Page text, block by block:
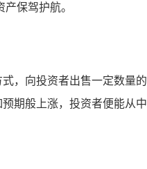
保驾护航。
，向投资者出售一定数量
期般上涨，投资者便能从